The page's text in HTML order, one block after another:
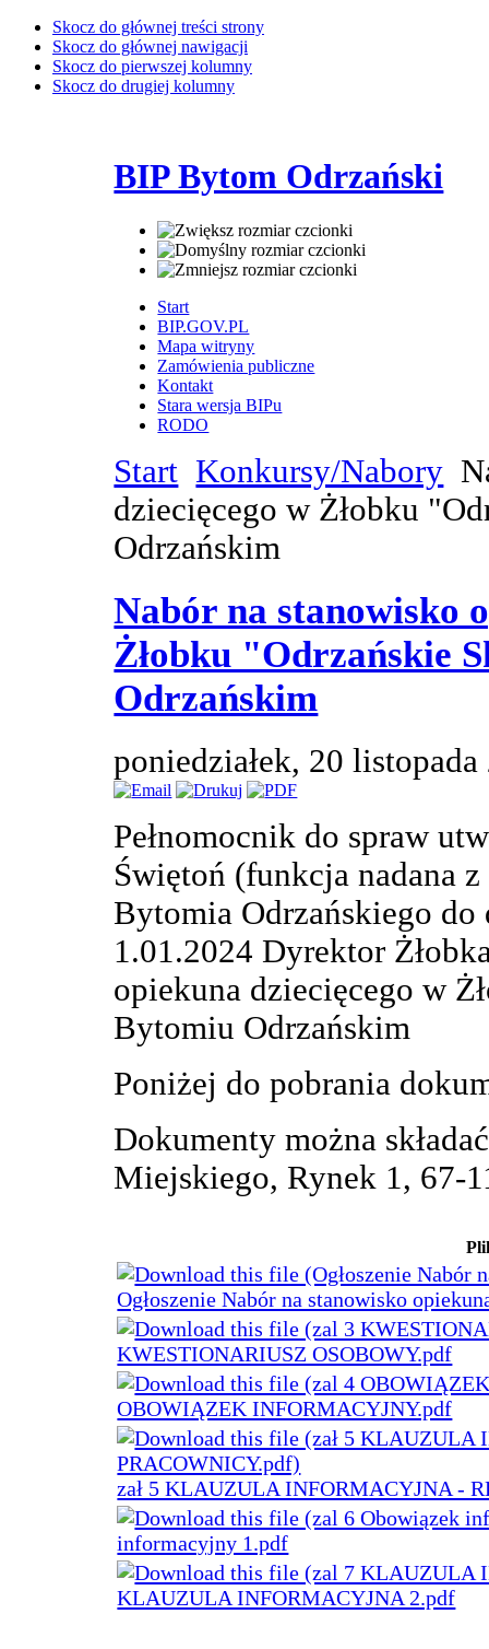
Skocz do głównej treści strony
Skocz do głównej nawigacji
Skocz do pierwszej kolumny
Skocz do drugiej kolumny
BIP Bytom Odrzański
Start
BIP.GOV.PL
Mapa witryny
Zamówienia publiczne
Kontakt
Stara wersja BIPu
RODO
Start Konkursy/Nabory
dziecięcego w Żłobku
Odrzańskim
Nabór na stanowisko
Żłobku "Odrzańskie
Odrzańskim
poniedziałek, 20
Pełnomocnik do spraw
Świętoń (funkcja nadana
Bytomia Odrzańskiego
1.01.2024 Dyrektor
opiekuna dziecięcego w
Bytomiu Odrzańskim
Poniżej do pobrania
Dokumenty można
Miejskiego, Rynek 1, 67-
Ogłoszenie Nabór na stanowisko
KWESTIONARIUSZ OSOBOWY.pdf
OBOWIĄZEK INFORMACYJNY.pdf
zał 5 KLAUZULA INFORMACYJNA -
informacyjny 1.pdf
KLAUZULA INFORMACYJNA 2.pdf